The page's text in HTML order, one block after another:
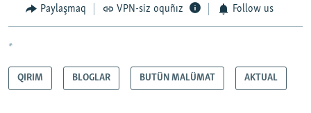
Paylaşmaq VPN-siz oquñız Follow us
*
QIRIM BLOGLAR BUTÜN MALÜMAT AKTUAL